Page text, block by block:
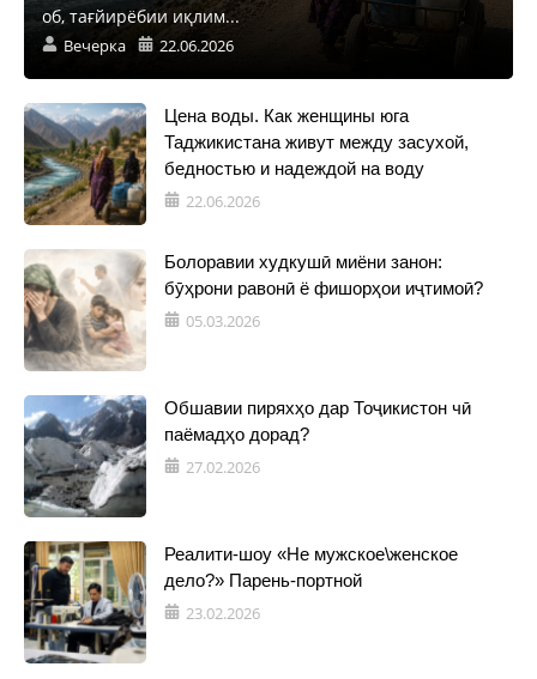
об, тағйирёбии иқлим...
Вечерка 22.06.2026
Цена воды. Как женщины юга
Таджикистана живут между засухой,
бедностью и надеждой на воду
22.06.2026
Болоравии худкушӣ миёни занон:
бӯҳрони равонӣ ё фишорҳои иҷтимоӣ?
05.03.2026
Обшавии пиряхҳо дар Тоҷикистон чӣ
паёмадҳо дорад?
27.02.2026
Реалити-шоу «Не мужское\женское
дело?» Парень-портной
23.02.2026